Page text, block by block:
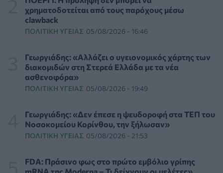
Συναγερμός στις ΗΠΑ για φονικό μύκητα που αντέχει
και στα φάρμακα
Πέθανε στα 26 της η influencer Σίντνεϊ Τάουλ που
μοιράστηκε επί τρία χρόνια τη μάχη της με σπάνιο
καρκίνο
Απώλεια βάρους: Οι τρεις παράγοντες που κρίνουν το
αποτέλεσμα σύμφωνα με ειδικό στην παχυσαρκία
χρηματοδοτείται από τους παρόχους μέσω
clawback
ΠΟΛΙΤΙΚΉ ΥΓΕΊΑΣ 05/08/2026 - 16:46
Γεωργιάδης: «Αλλάζει ο υγειονομικός χάρτης των
διακομιδών στη Στερεά Ελλάδα με τα νέα
ασθενοφόρα»
ΠΟΛΙΤΙΚΉ ΥΓΕΊΑΣ 05/08/2026 - 19:49
Γεωργιάδης: «Δεν έπεσε η ψευδοροφή στα ΤΕΠ του
Νοσοκομείου Κορίνθου, την ξήλωσαν»
ΠΟΛΙΤΙΚΉ ΥΓΕΊΑΣ 05/08/2026 - 21:53
FDA: Πράσινο φως στο πρώτο εμβόλιο γρίπης